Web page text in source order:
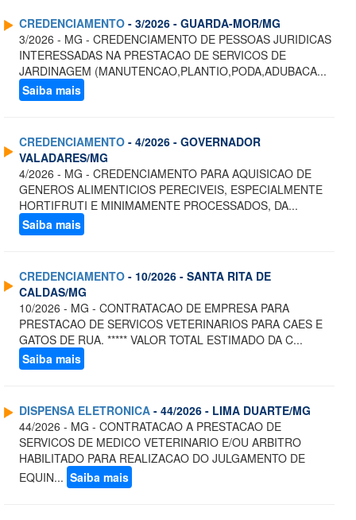
CREDENCIAMENTO - 3/2026 - GUARDA-MOR/MG
3/2026 - MG - CREDENCIAMENTO DE PESSOAS JURIDICAS
INTERESSADAS NA PRESTACAO DE SERVICOS DE
JARDINAGEM (MANUTENCAO,PLANTIO,PODA,ADUBACA...
Saiba mais
CREDENCIAMENTO - 4/2026 - GOVERNADOR
VALADARES/MG
4/2026 - MG - CREDENCIAMENTO PARA AQUISICAO DE
GENEROS ALIMENTICIOS PERECIVEIS, ESPECIALMENTE
HORTIFRUTI E MINIMAMENTE PROCESSADOS, DA...
Saiba mais
CREDENCIAMENTO - 10/2026 - SANTA RITA DE
CALDAS/MG
10/2026 - MG - CONTRATACAO DE EMPRESA PARA
PRESTACAO DE SERVICOS VETERINARIOS PARA CAES E
GATOS DE RUA. ***** VALOR TOTAL ESTIMADO DA C...
Saiba mais
DISPENSA ELETRONICA - 44/2026 - LIMA DUARTE/MG
44/2026 - MG - CONTRATACAO A PRESTACAO DE
SERVICOS DE MEDICO VETERINARIO E/OU ARBITRO
HABILITADO PARA REALIZACAO DO JULGAMENTO DE
EQUIN... Saiba mais